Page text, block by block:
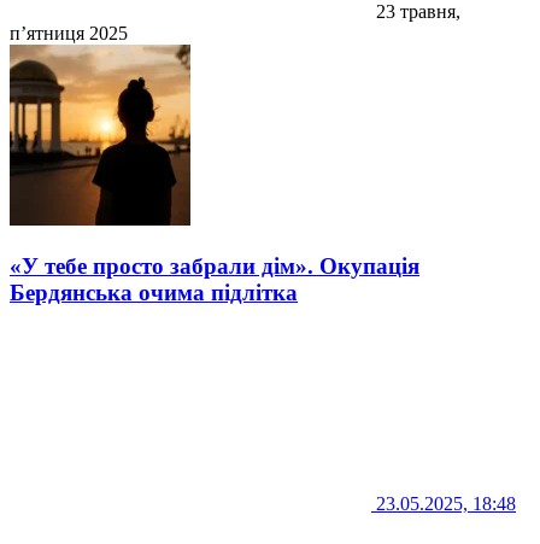
23 травня,
п’ятниця 2025
«У тебе просто забрали дім». Окупація
Бердянська очима підлітка
23.05.2025, 18:48